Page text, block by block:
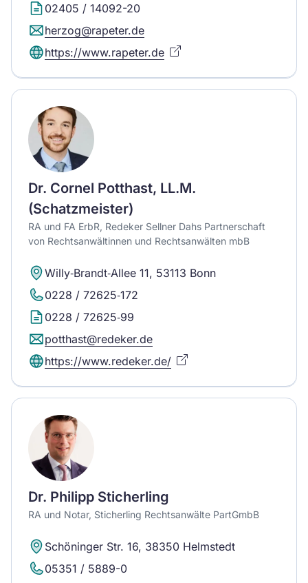
02405 / 14092-20
herzog@rapeter.de
https://www.rapeter.de
Dr. Cornel Potthast, LL.M.
(Schatzmeister)
RA und FA ErbR, Redeker Sellner Dahs Partnerschaft
von Rechtsanwältinnen und Rechtsanwälten mbB
Willy‐Brandt‐Allee 11, 53113 Bonn
0228 / 72625‐172
0228 / 72625‐99
potthast@redeker.de
https://www.redeker.de/
Dr. Philipp Sticherling
RA und Notar, Sticherling Rechtsanwälte PartGmbB
Schöninger Str. 16, 38350 Helmstedt
05351 / 5889-0